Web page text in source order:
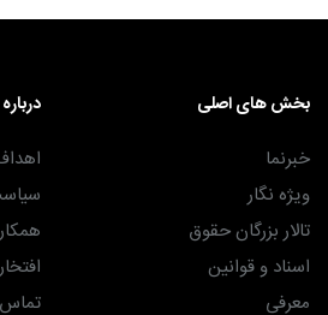
بخش های اصلی
خبرنما
ویژه نگار
تالار بزرگان حقوق
اسناد و قوانین
معرفی
تماس